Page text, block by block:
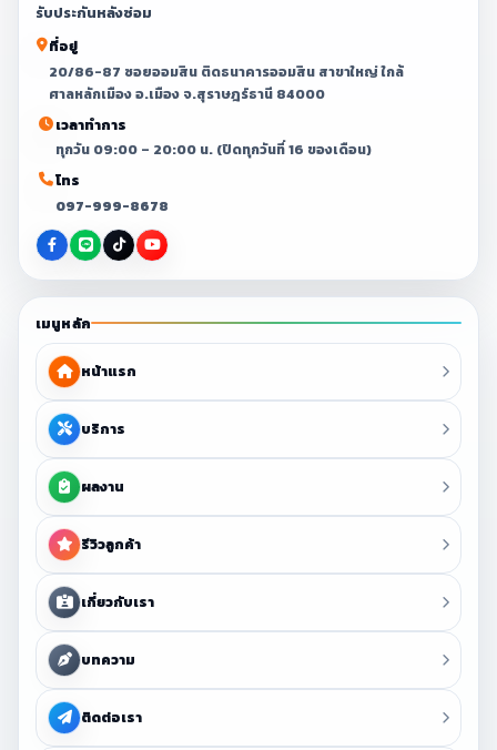
รับประกันหลังซ่อม
ที่อยู่
20/86-87 ซอยออมสิน ติดธนาคารออมสิน สาขาใหญ่ ใกล้
ศาลหลักเมือง อ.เมือง จ.สุราษฎร์ธานี 84000
เวลาทำการ
ทุกวัน 09:00 – 20:00 น. (ปิดทุกวันที่ 16 ของเดือน)
โทร
097-999-8678
เมนูหลัก
หน้าแรก
บริการ
ผลงาน
รีวิวลูกค้า
เกี่ยวกับเรา
บทความ
ติดต่อเรา